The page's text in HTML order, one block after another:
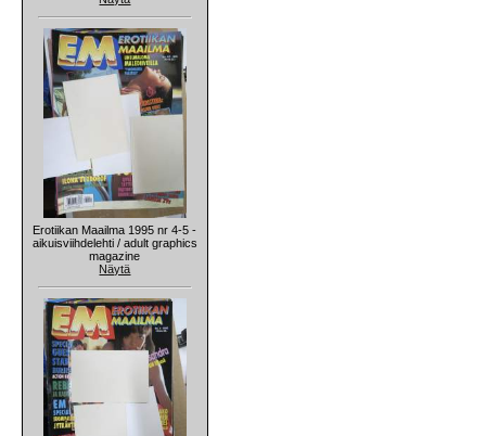
Erotiikan Maailma 1995 nr 4-5 -
aikuisviihdelehti / adult graphics
magazine
Näytä